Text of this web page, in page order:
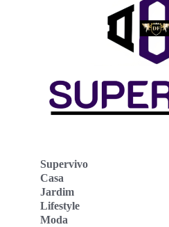
Supervivo
Casa
Jardim
Lifestyle
Moda